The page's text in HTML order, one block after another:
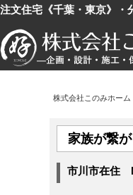
注文住宅《千葉・東京》・
株式会社このみホーム
家族が繋
市川市在住